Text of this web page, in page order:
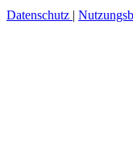
Datenschutz |